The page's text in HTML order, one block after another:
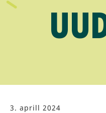
3. aprill 2024